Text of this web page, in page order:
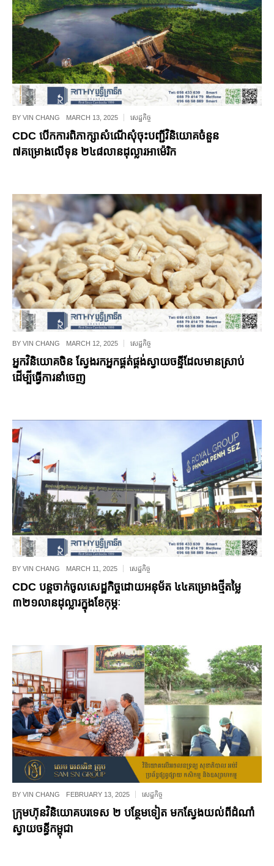
BY VIN CHANG MARCH 13, 2025 សេដ្ឋកិច្ច
CDC បើកការពិភាក្សាសំណើសុំចុះបញ្ជីវិនិយោគចំនួន
៧គម្រោងលើទុន ២៤៨លានដុល្លារអាម៉េរិក
BY VIN CHANG MARCH 12, 2025 សេដ្ឋកិច្ច
អ្នកវិនិយោគចិន ស្វែងរកអ្នកផ្គត់ផ្គង់ស្វាយចន្ទីដែលមានស្រាប់
ដើម្បីធ្វើការនាំចេញ
BY VIN CHANG MARCH 11, 2025 សេដ្ឋកិច្ច
CDC បន្តចាក់ចូលសេដ្ឋកិច្ចដោយអនុម័ត ៤៤គម្រោងថ្មីតម្លៃ
៣២១លានដុល្លារក្នុងខែកុម្ភៈ
BY VIN CHANG FEBRUARY 13, 2025 សេដ្ឋកិច្ច
ក្រុមហ៊ុនវិនិយោគបរទេស ២ បន្ថែមទៀត មក​ស្វែងយល់ពី​​ដំណាំ
ស្វាយចន្ធីកម្ពុជា